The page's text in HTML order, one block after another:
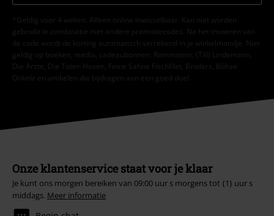
*Geldig voor 4 weken. Alleen online inwisselbaar. Kan niet worden
gebruikt in combinatie met andere promotiecodes. Na het invoeren van
de code wordt de korting automatisch verrekend in je winkelmandje. Niet
geldig op boeken, media, cadeaubonnen, Rammstein, (Till) Lindemann,
Die Ärzte, Die Toten Hosen, Feine Sahne Fischfilet, Broilers, Böhse
Onkelz en artikelen die bijdragen aan een goed doel.
Onze klantenservice staat voor je klaar
Je kunt ons morgen bereiken van 09:00 uur s morgens tot {1} uur s
middags. Meer informatie